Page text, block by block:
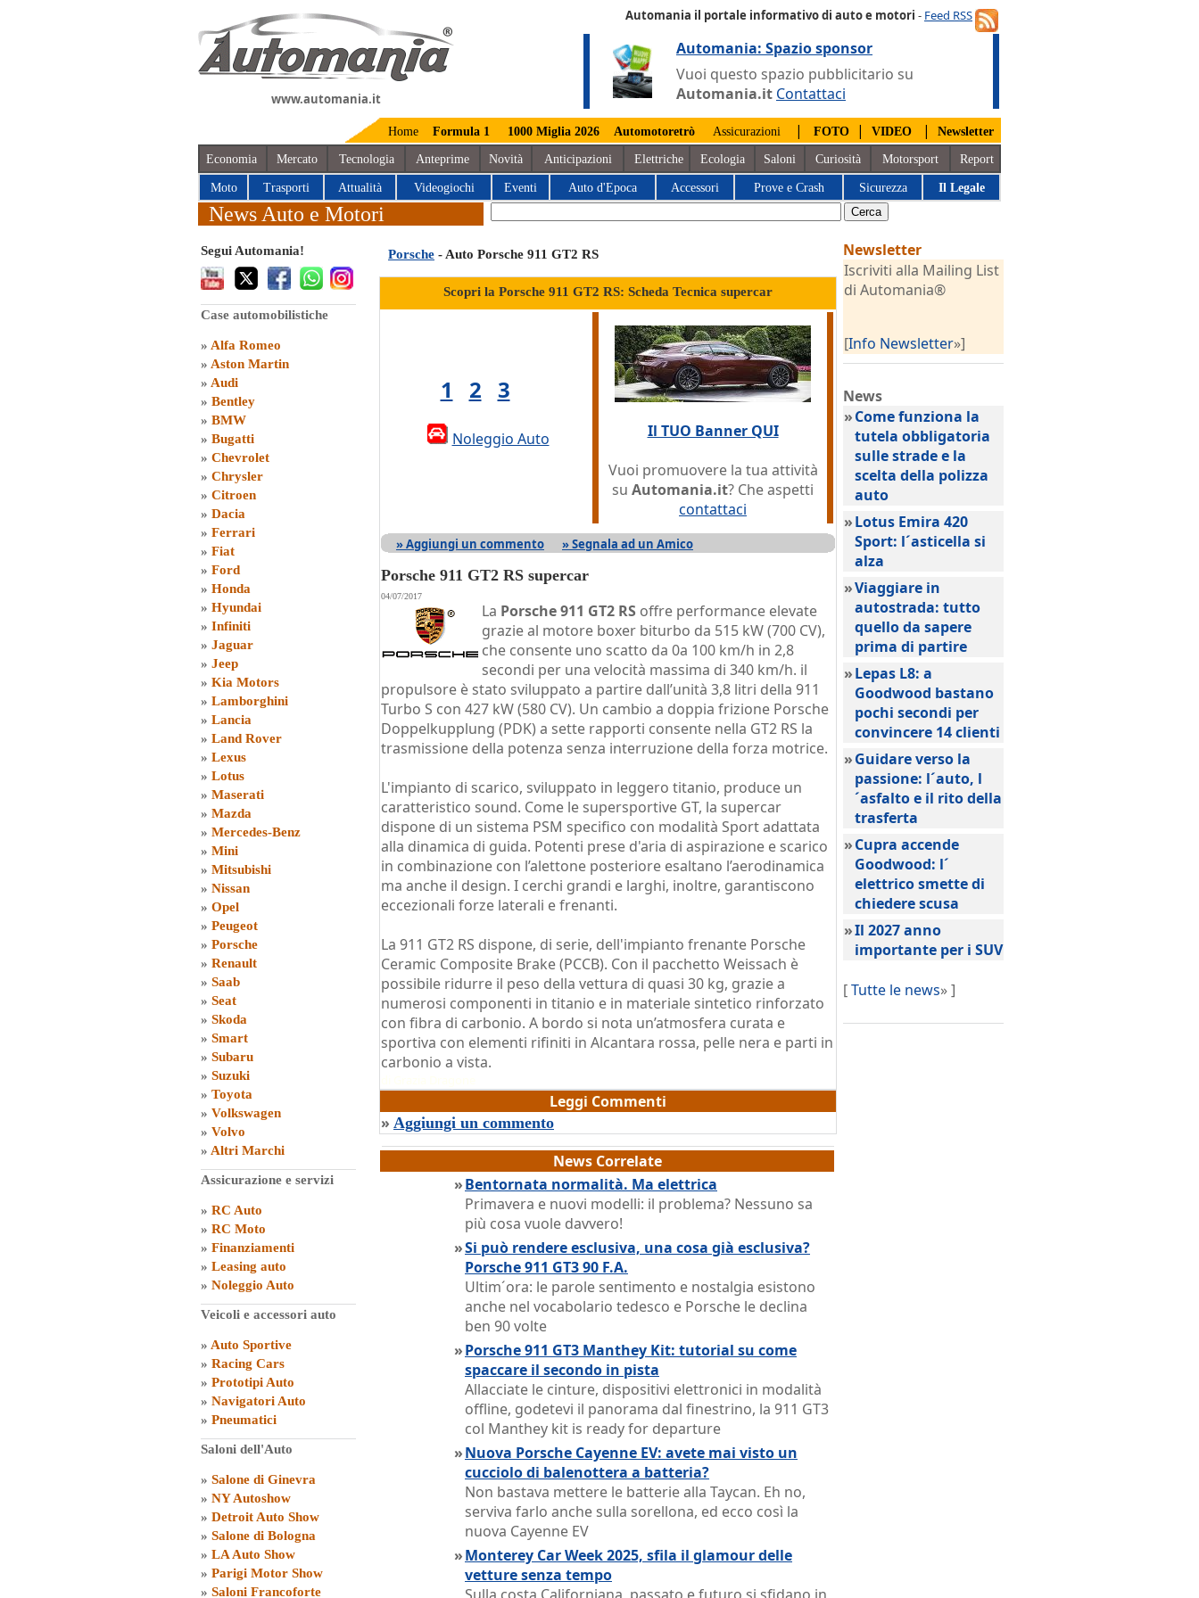
www.automania.it
Automania il portale informativo di auto e motori - Feed RSS
Automania: Spazio sponsor
Vuoi questo spazio pubblicitario su
Automania.it Contattaci
Home Formula 1 1000 Miglia 2026 Automotoretrò Assicurazioni | FOTO | VIDEO | Newsletter
Economia Mercato Tecnologia Anteprime Novità Anticipazioni Elettriche Ecologia Saloni Curiosità Motorsport Report
Moto Trasporti Attualità Videogiochi Eventi Auto d'Epoca Accessori Prove e Crash Sicurezza Il Legale
News Auto e Motori
Segui Automania!
Case automobilistiche
» Alfa Romeo
» Aston Martin
» Audi
» Bentley
» BMW
» Bugatti
» Chevrolet
» Chrysler
» Citroen
» Dacia
» Ferrari
» Fiat
» Ford
» Honda
» Hyundai
» Infiniti
» Jaguar
» Jeep
» Kia Motors
» Lamborghini
» Lancia
» Land Rover
» Lexus
» Lotus
» Maserati
» Mazda
» Mercedes-Benz
» Mini
» Mitsubishi
» Nissan
» Opel
» Peugeot
» Porsche
» Renault
» Saab
» Seat
» Skoda
» Smart
» Subaru
» Suzuki
» Toyota
» Volkswagen
» Volvo
» Altri Marchi
Assicurazione e servizi
» RC Auto
» RC Moto
» Finanziamenti
» Leasing auto
» Noleggio Auto
Veicoli e accessori auto
» Auto Sportive
» Racing Cars
» Prototipi Auto
» Navigatori Auto
» Pneumatici
Saloni dell'Auto
» Salone di Ginevra
» NY Autoshow
» Detroit Auto Show
» Salone di Bologna
» LA Auto Show
» Parigi Motor Show
» Saloni Francoforte
Porsche - Auto Porsche 911 GT2 RS
Scopri la Porsche 911 GT2 RS: Scheda Tecnica supercar
1 2 3
Noleggio Auto
Il TUO Banner QUI
Vuoi promuovere la tua attività
su Automania.it? Che aspetti
contattaci
» Aggiungi un commento » Segnala ad un Amico
Porsche 911 GT2 RS supercar
04/07/2017
La Porsche 911 GT2 RS offre performance elevate
grazie al motore boxer biturbo da 515 kW (700 CV),
che consente uno scatto da 0a 100 km/h in 2,8
secondi per una velocità massima di 340 km/h. il
propulsore è stato sviluppato a partire dall’unità 3,8 litri della 911
Turbo S con 427 kW (580 CV). Un cambio a doppia frizione Porsche
Doppelkupplung (PDK) a sette rapporti consente nella GT2 RS la
trasmissione della potenza senza interruzione della forza motrice.
L'impianto di scarico, sviluppato in leggero titanio, produce un
caratteristico sound. Come le supersportive GT, la supercar
dispone di un sistema PSM specifico con modalità Sport adattata
alla dinamica di guida. Potenti prese d'aria di aspirazione e scarico
in combinazione con l’alettone posteriore esaltano l’aerodinamica
ma anche il design. I cerchi grandi e larghi, inoltre, garantiscono
eccezionali forze laterali e frenanti.
La 911 GT2 RS dispone, di serie, dell'impianto frenante Porsche
Ceramic Composite Brake (PCCB). Con il pacchetto Weissach è
possibile ridurre il peso della vettura di quasi 30 kg, grazie a
numerosi componenti in titanio e in materiale sintetico rinforzato
con fibra di carbonio. A bordo si nota un’atmosfera curata e
sportiva con elementi rifiniti in Alcantara rossa, pelle nera e parti in
carbonio a vista.
Leggi Commenti
» Aggiungi un commento
News Correlate
»Bentornata normalità. Ma elettrica
Primavera e nuovi modelli: il problema? Nessuno sa
più cosa vuole davvero!
»Si può rendere esclusiva, una cosa già esclusiva?
Porsche 911 GT3 90 F.A.
Ultim´ora: le parole sentimento e nostalgia esistono
anche nel vocabolario tedesco e Porsche le declina
ben 90 volte
»Porsche 911 GT3 Manthey Kit: tutorial su come
spaccare il secondo in pista
Allacciate le cinture, dispositivi elettronici in modalità
offline, godetevi il panorama dal finestrino, la 911 GT3
col Manthey kit is ready for departure
»Nuova Porsche Cayenne EV: avete mai visto un
cucciolo di balenottera a batteria?
Non bastava mettere le batterie alla Taycan. Eh no,
serviva farlo anche sulla sorellona, ed ecco così la
nuova Cayenne EV
»Monterey Car Week 2025, sfila il glamour delle
vetture senza tempo
Newsletter
Iscriviti alla Mailing List
di Automania®
[Info Newsletter»]
News
»Come funziona la
tutela obbligatoria
sulle strade e la
scelta della polizza
auto
»Lotus Emira 420
Sport: l´asticella si
alza
»Viaggiare in
autostrada: tutto
quello da sapere
prima di partire
»Lepas L8: a
Goodwood bastano
pochi secondi per
convincere 14 clienti
»Guidare verso la
passione: l´auto, l
´asfalto e il rito della
trasferta
»Cupra accende
Goodwood: l´
elettrico smette di
chiedere scusa
»Il 2027 anno
importante per i SUV
[Tutte le news» ]